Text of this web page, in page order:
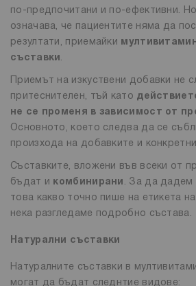
по-предпочитани и по-ефективни.
означава, че пациентите няма да
резултати, приемайки
съставки.
Приемът на изкуствени добавки не
притеснителен, тъй като
не се променя в зависимост от
Основното, което следва да се
произхода на добавките и
Съставките, вложени във всеки от
бъдат и комбинирани . За да дадем
това какво точно пише на етикета
нека разгледаме подробно състава.
Натурални съставки
Натуралните съставки в
могат да бъдат следнтие видове: